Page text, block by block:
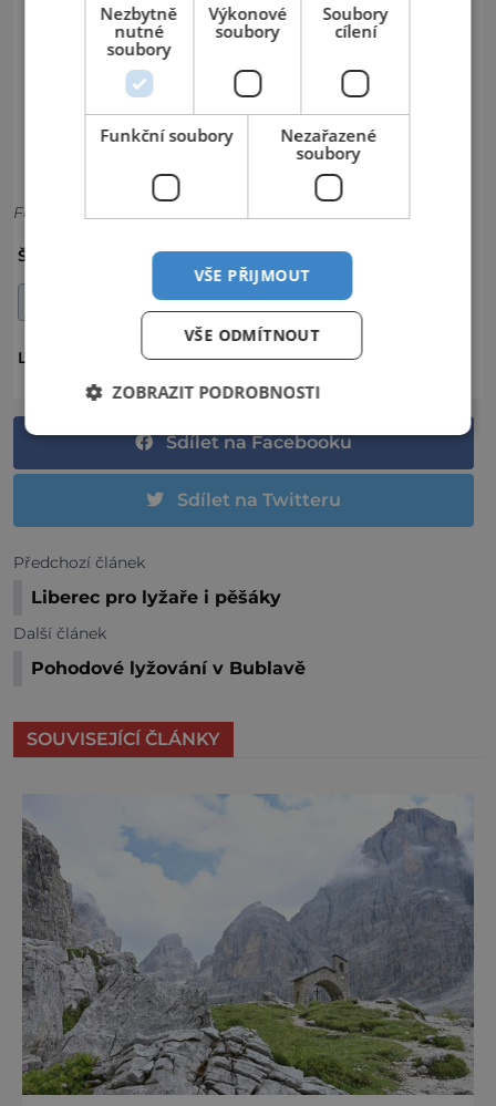
Foto:
ŠTÍTKY: BĚŽKOVÁNÍ BĚŽKY
ITALSKÉ ALPY LYŽOVÁNÍ SJEZDOVKA
LOKALITA: ITÁLIE
Sdílet na Facebooku
Sdílet na Twitteru
Předchozí článek
Liberec pro lyžaře i pěšáky
Další článek
Pohodové lyžování v Bublavě
SOUVISEJÍCÍ ČLÁNKY
Nezbytně
nutné
soubory
Výkonové
soubory
Soubory
cílení
Funkční soubory
Nezařazené
soubory
VŠE PŘIJMOUT
VŠE ODMÍTNOUT
ZOBRAZIT PODROBNOSTI